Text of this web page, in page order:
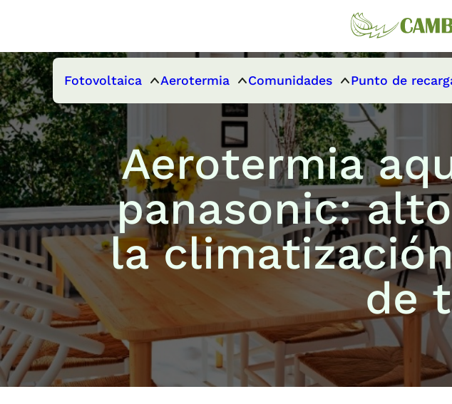
Fotovoltaica Aerotermia Comunidades Punto de
Aerotermia
panasonic:
la
de